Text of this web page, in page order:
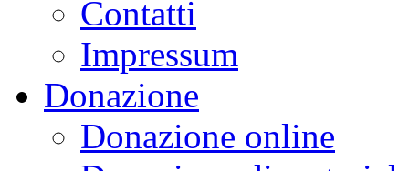
Contatti
Impressum
Donazione
Donazione online